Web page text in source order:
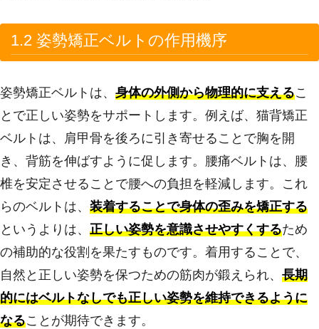
1.2 姿勢矯正ベルトの作用機序
姿勢矯正ベルトは、 身体の外側から物理的に支えるこ
とで正しい姿勢をサポートします。例えば、猫背矯正
ベルトは、肩甲骨を後ろに引き寄せることで胸を開
き、背筋を伸ばすように促します。腰痛ベルトは、腰
椎を安定させることで腰への負担を軽減します。これ
らのベルトは、 装着することで身体の歪みを矯正する
というよりは、 正しい姿勢を意識させやすくするため
の補助的な役割を果たすものです。着用することで、
自然と正しい姿勢を保つための筋肉が鍛えられ、 長期
的にはベルトなしでも正しい姿勢を維持できるように
なることが期待できます。